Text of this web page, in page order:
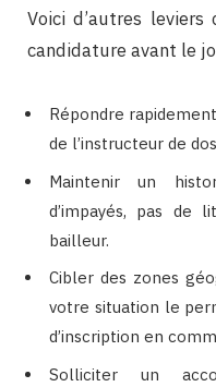
Voici d’autres
candidature avant le
Répondre
de l’instructeur de
Maintenir un
d’impayés, pas de
bailleur.
Cibler des zones
votre situation le
d’inscription en
Solliciter un